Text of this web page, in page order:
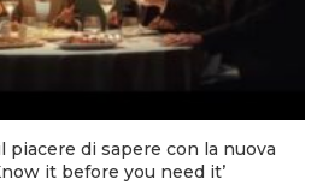
piacere di sapere con la nuova
it before you need it’